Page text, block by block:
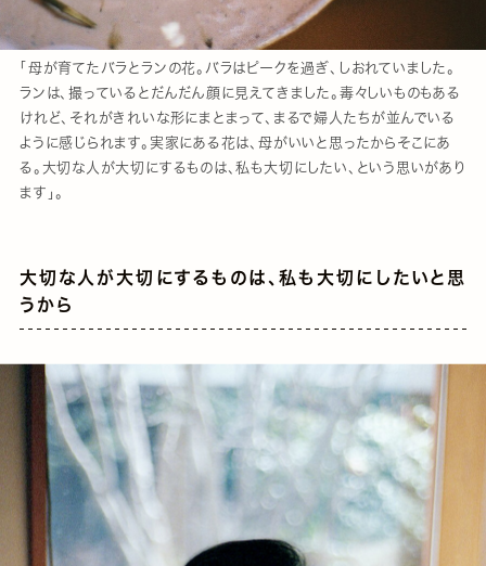
「母が育てたバラとランの花。バラはピークを過ぎ、しおれていました。
ランは、撮っているとだんだん顔に見えてきました。毒々しいものもある
けれど、それがきれいな形にまとまって、まるで婦人たちが並んでいる
ように感じられます。実家にある花は、母がいいと思ったからそこにあ
る。大切な人が大切にするものは、私も大切にしたい、という思いがあり
ます」。
大切な人が大切にするものは、私も大切にしたいと思
うから